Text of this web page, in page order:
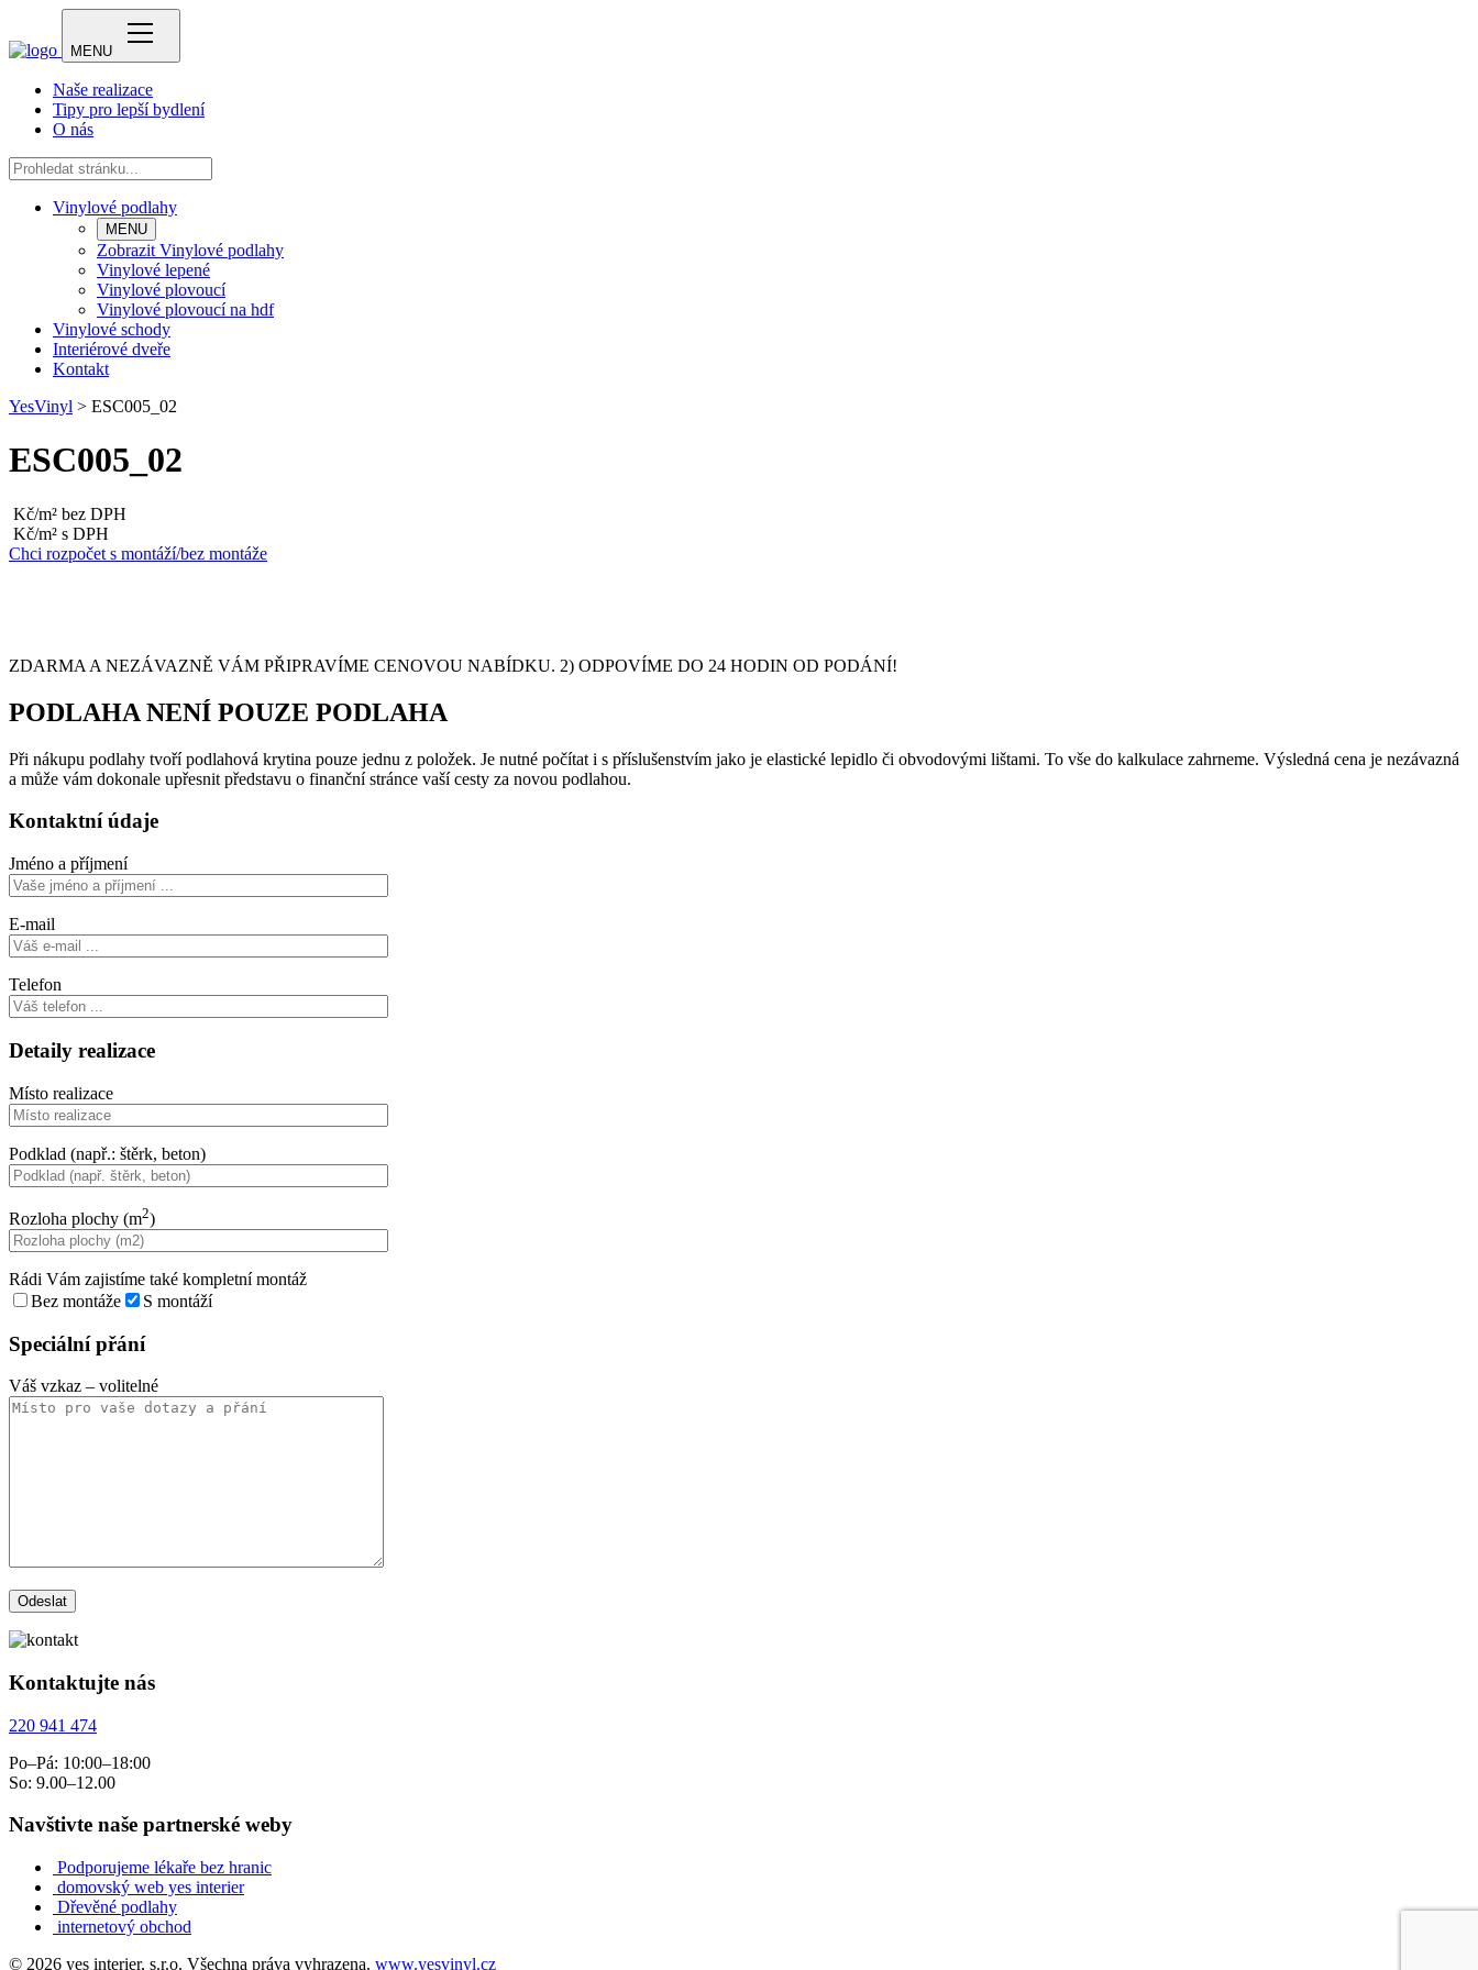
MENU
Naše realizace
Tipy pro lepší bydlení
O nás
Vinylové podlahy
MENU
Zobrazit Vinylové podlahy
Vinylové lepené
Vinylové plovoucí
Vinylové plovoucí na hdf
Vinylové schody
Interiérové dveře
Kontakt
YesVinyl > ESC005_02
ESC005_02
Kč/m² bez DPH
Kč/m² s DPH
Chci rozpočet s montáží/bez montáže
ZDARMA A NEZÁVAZNĚ VÁM PŘIPRAVÍME CENOVOU NABÍDKU. 2) ODPOVÍME DO 24 HODIN OD PODÁNÍ!
PODLAHA NENÍ POUZE PODLAHA
Při nákupu podlahy tvoří podlahová krytina pouze jednu z položek. Je nutné počítat i s příslušenstvím jako je elastické lepidlo či obvodovými lištami. To vše do kalkulace zahrneme. Výsledná cena je nezávazná
a může vám dokonale upřesnit představu o finanční stránce vaší cesty za novou podlahou.
Kontaktní údaje
Jméno a příjmení
E-mail
Telefon
Detaily realizace
Místo realizace
Podklad (např.: štěrk, beton)
Rozloha plochy (m2)
Rádi Vám zajistíme také kompletní montáž
Bez montáže
S montáží
Speciální přání
Váš vzkaz – volitelné
Kontaktujte nás
220 941 474
Po–Pá: 10:00–18:00
So: 9.00–12.00
Navštivte naše partnerské weby
Podporujeme lékaře bez hranic
domovský web yes interier
Dřevěné podlahy
internetový obchod
© 2026 yes interier, s.r.o. Všechna práva vyhrazena. www.yesvinyl.cz